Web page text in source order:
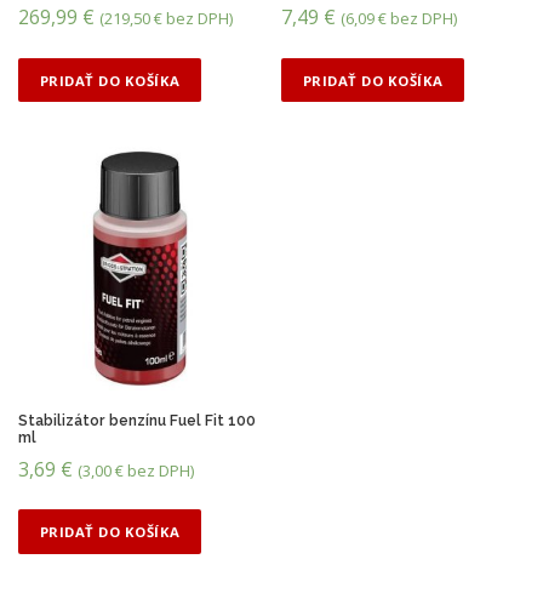
n
:
o
a
v
y
š
š
e
j
p
o
a
n
ž
š
269,99 € (219,50€ bez DPH)
PRIDAŤ DO KOŠÍKA
7,49 € (6,09€ bez DPH)
PRIDAŤ DO KOŠÍKA
Stabilizátor benzínu Fuel Fit 100
ml
3,69 € (3,00€ bez DPH)
PRIDAŤ DO KOŠÍKA